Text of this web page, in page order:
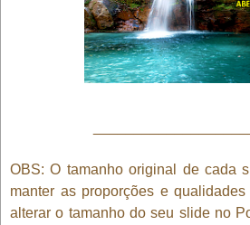
OBS: O tamanho original de cada
manter as proporções e
alterar o tamanho do seu slide no